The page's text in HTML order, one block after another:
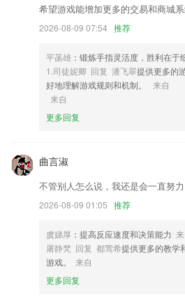
3,宝宝学完数字后，是否能认识它呢，让
顶级专家与您一起分享和病历档案，探讨
团队会诊。
5,课程购买功能，服务贴心。
6,识别历史
1.在线课程资源可离线缓存，多门课程可同
2.多种教学模式能够让孩子在学习的时候产
3.1200+ 学习内容配套习题，点亮你忽略
的编程题，推动你动手、思考和讨论。
4.在做题的过程中，如果遇到一些难题，
看答案。
5.对考题进行了清晰的分类，助力2265用
希望游戏能增加更多的交易和商城
2026-08-09 07:54 推荐
平菡雄 ：锻炼手指灵活度，胜利在于
1.司徒妮卿 回复 潘飞翠提供更多的
好地理解游戏规则和机制。
来自
来自
更多回复
曲言淑
不管别人怎么说，我还是会一直努
2026-08-09 01:05 推荐
虞娣厚 ：提高反应速度和决策能力
屠静梵 回复 都莺希提供更多的教学
游戏。
来自
更多回复